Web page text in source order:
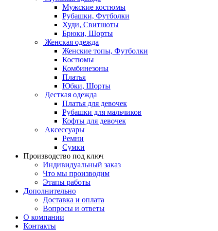
Мужские костюмы
Рубашки, Футболки
Худи, Свитшоты
Брюки, Шорты
Женская одежда
Женские топы, Футболки
Костюмы
Комбинезоны
Платья
Юбки, Шорты
Десткая одежда
Платья для девочек
Рубашки для мальчиков
Кофты для девочек
Аксессуары
Ремни
Сумки
Производство под ключ
Индивидуальный заказ
Что мы производим
Этапы работы
Дополнительно
Доставка и оплата
Вопросы и ответы
О компании
Контакты